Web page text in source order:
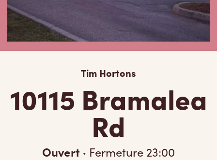
Tim Hortons
10115 Bramalea
Rd
Ouvert · Fermeture 23:00